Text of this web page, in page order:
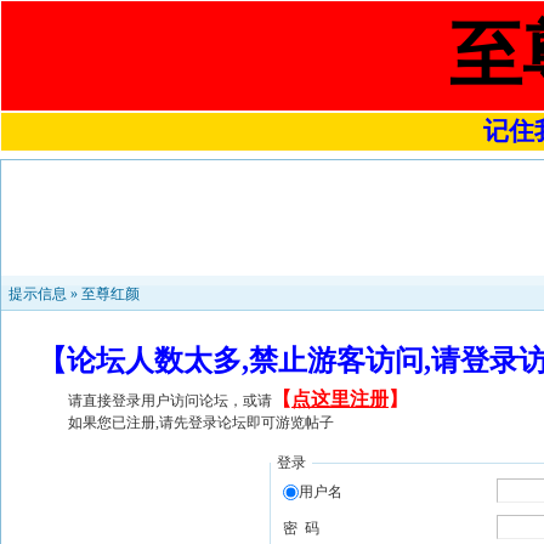
至
记住
提示信息 » 至尊红颜
【论坛人数太多,禁止游客访问,请登
请直接登录用户访问论坛，或请 【 点这里注册】
如果您已注册,请先登录论坛即可游览帖子
登录
用户名
密 码